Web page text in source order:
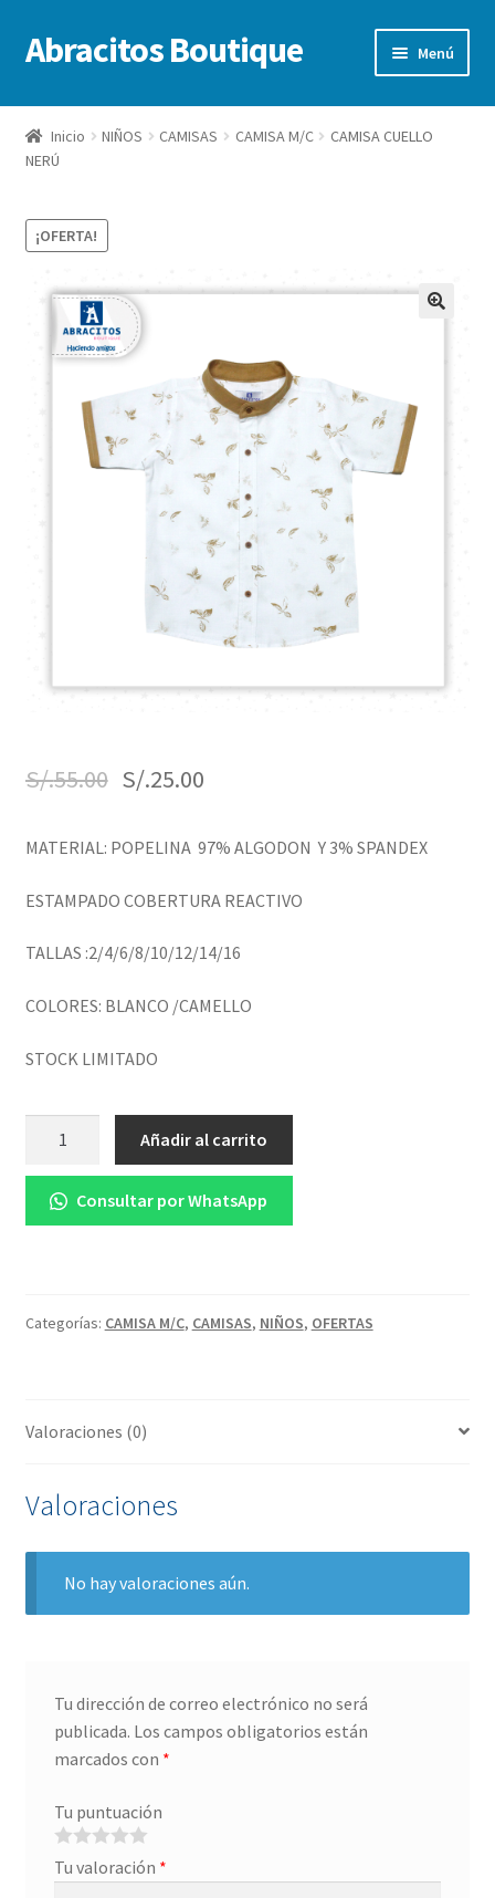
Ir
a
navegación
Ir
al
Abracitos Boutique Menú
Inicio
Niños
Niñas
Ofertas
Inicio NIÑOS CAMISAS CAMISA M/C
CAMISA CUELLO
NERÚ
¡OFERTA!
S/.55.00 S/.25.00
MATERIAL: POPELINA 97% ALGODON Y 3% SPANDEX
ESTAMPADO COBERTURA REACTIVO
TALLAS :2/4/6/8/10/12/14/16
COLORES: BLANCO /CAMELLO
STOCK LIMITADO
Añadir al carrito
Consultar por WhatsApp
Categorías: CAMISA M/C, CAMISAS, NIÑOS, OFERTAS
Valoraciones (0)
Valoraciones
No hay valoraciones aún.
Tu dirección de correo electrónico no será
publicada. Los campos obligatorios están
marcados con *
Tu puntuación
Tu valoración *